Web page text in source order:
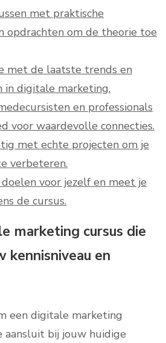
met praktische
opdrachten om de theorie toe
met de laatste trends en
in digitale marketing.
en professionals
voor waardevolle connecties.
met echte projecten om je
verbeteren.
voor jezelf en meet je
de cursus.
marketing cursus die
kennisniveau en
een digitale marketing
aansluit bij jouw huidige